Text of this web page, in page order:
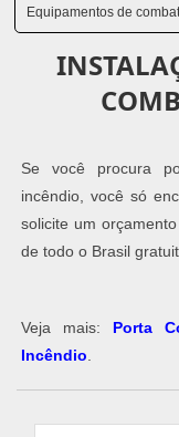
Equipamentos de
Se você procura
incêndio, você só
solicite um
de todo o Brasil
Veja mais: Porta
Incêndio